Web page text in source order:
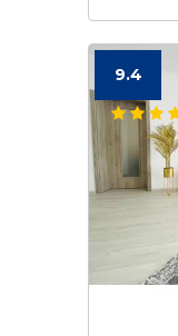
9.4